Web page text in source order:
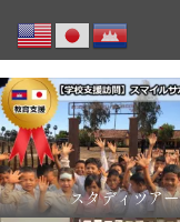
スタディツアー